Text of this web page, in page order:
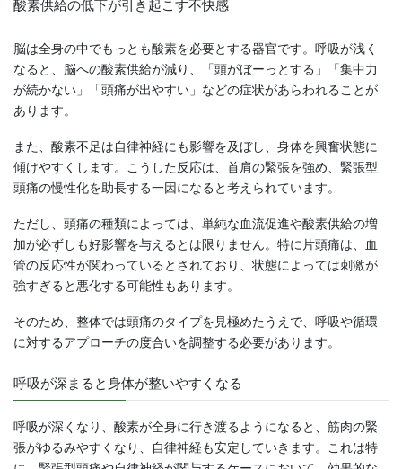
酸素供給の低下が引き起こす不快感
脳は全身の中でもっとも酸素を必要とする器官です。呼吸が浅く
なると、脳への酸素供給が減り、「頭がぼーっとする」「集中力
が続かない」「頭痛が出やすい」などの症状があらわれることが
あります。
また、酸素不足は自律神経にも影響を及ぼし、身体を興奮状態に
傾けやすくします。こうした反応は、首肩の緊張を強め、緊張型
頭痛の慢性化を助長する一因になると考えられています。
ただし、頭痛の種類によっては、単純な血流促進や酸素供給の増
加が必ずしも好影響を与えるとは限りません。特に片頭痛は、血
管の反応性が関わっているとされており、状態によっては刺激が
強すぎると悪化する可能性もあります。
そのため、整体では頭痛のタイプを見極めたうえで、呼吸や循環
に対するアプローチの度合いを調整する必要があります。
呼吸が深まると身体が整いやすくなる
呼吸が深くなり、酸素が全身に行き渡るようになると、筋肉の緊
張がゆるみやすくなり、自律神経も安定していきます。これは特